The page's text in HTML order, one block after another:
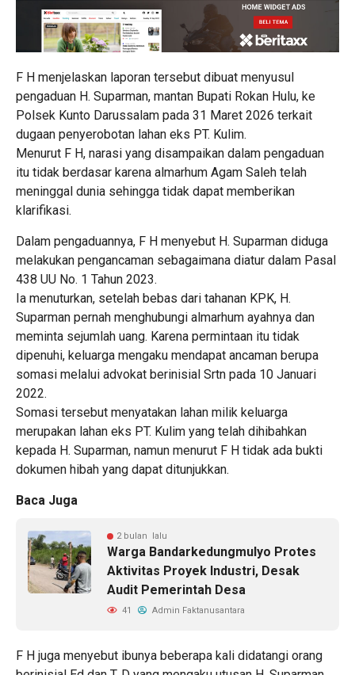
F H menjelaskan laporan tersebut dibuat menyusul
pengaduan H. Suparman, mantan Bupati Rokan Hulu, ke
Polsek Kunto Darussalam pada 31 Maret 2026 terkait
dugaan penyerobotan lahan eks PT. Kulim.
Menurut F H, narasi yang disampaikan dalam pengaduan
itu tidak berdasar karena almarhum Agam Saleh telah
meninggal dunia sehingga tidak dapat memberikan
klarifikasi.
Dalam pengaduannya, F H menyebut H. Suparman diduga
melakukan pengancaman sebagaimana diatur dalam Pasal
438 UU No. 1 Tahun 2023.
Ia menuturkan, setelah bebas dari tahanan KPK, H.
Suparman pernah menghubungi almarhum ayahnya dan
meminta sejumlah uang. Karena permintaan itu tidak
dipenuhi, keluarga mengaku mendapat ancaman berupa
somasi melalui advokat berinisial Srtn pada 10 Januari
2022.
Somasi tersebut menyatakan lahan milik keluarga
merupakan lahan eks PT. Kulim yang telah dihibahkan
kepada H. Suparman, namun menurut F H tidak ada bukti
dokumen hibah yang dapat ditunjukkan.
Baca Juga
2 bulan lalu
Warga Bandarkedungmulyo Protes
Aktivitas Proyek Industri, Desak
Audit Pemerintah Desa
41 Admin Faktanusantara
F H juga menyebut ibunya beberapa kali didatangi orang